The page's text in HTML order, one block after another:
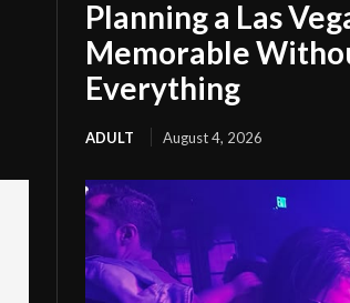
Planning a Las
Memorable
Everything
ADULT August 4, 2026